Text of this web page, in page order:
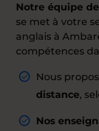
Notre équipe
se met à votre
anglais à
compétences
Nous
distance,
Nos